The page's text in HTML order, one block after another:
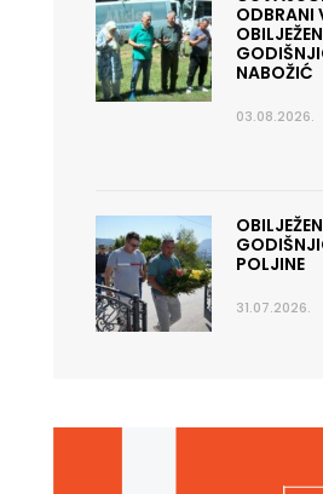
ODBRANI
NABOŽIĆ
03.08.2026.
POLJINE
31.07.2026.